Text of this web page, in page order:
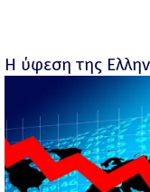
Η ύφεση της